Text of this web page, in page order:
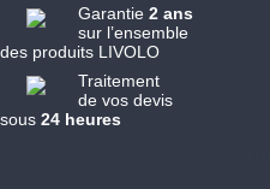
Garantie 2 ans
sur l’ensemble
des produits LIVOLO
Traitement
de vos devis
sous 24 heures